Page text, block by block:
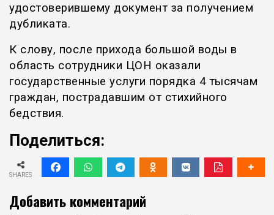
удостоверившему документ за получением
дубликата.
К слову, после прихода большой воды в
область сотрудники ЦОН оказали
государственные услуги порядка 4 тысячам
граждан, пострадавшим от стихийного
бедствия.
Поделиться:
SHARES
Добавить комментарий